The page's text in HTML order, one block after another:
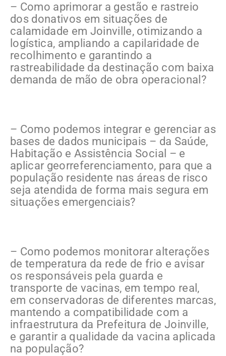
– Como aprimorar a gestão e rastreio
dos donativos em situações de
calamidade em Joinville, otimizando a
logística, ampliando a capilaridade de
recolhimento e garantindo a
rastreabilidade da destinação com baixa
demanda de mão de obra operacional?
– Como podemos integrar e gerenciar as
bases de dados municipais – da Saúde,
Habitação e Assistência Social – e
aplicar georreferenciamento, para que a
população residente nas áreas de risco
seja atendida de forma mais segura em
situações emergenciais?
– Como podemos monitorar alterações
de temperatura da rede de frio e avisar
os responsáveis pela guarda e
transporte de vacinas, em tempo real,
em conservadoras de diferentes marcas,
mantendo a compatibilidade com a
infraestrutura da Prefeitura de Joinville,
e garantir a qualidade da vacina aplicada
na população?